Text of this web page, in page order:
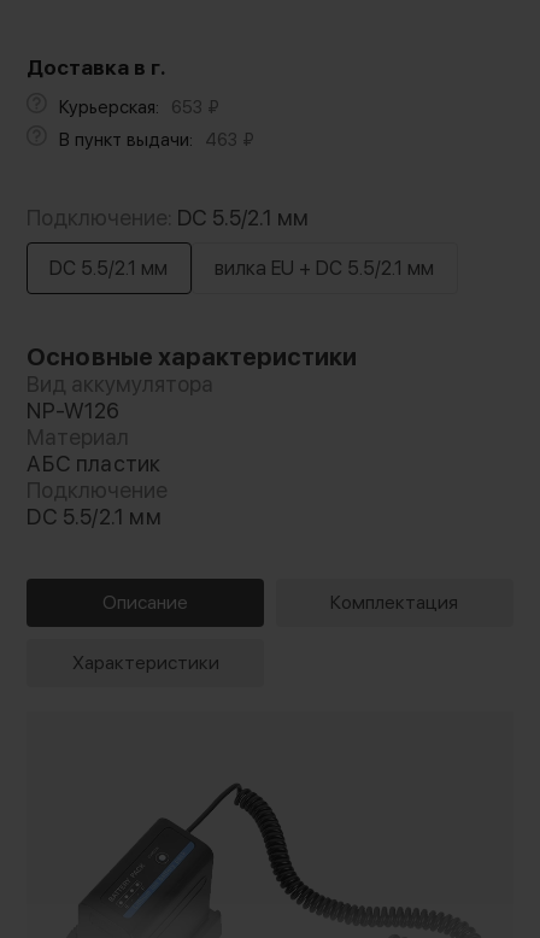
Доставка в г.
Курьерская: 653 ₽
В пункт выдачи:
463 ₽
Подключение: DC 5.5/2.1 мм
DC 5.5/2.1 мм вилка EU + DC 5.5/2.1 мм
Основные характеристики
Вид аккумулятора
NP-W126
Материал
АБС пластик
Подключение
DC 5.5/2.1 мм
Описание Комплектация
Характеристики